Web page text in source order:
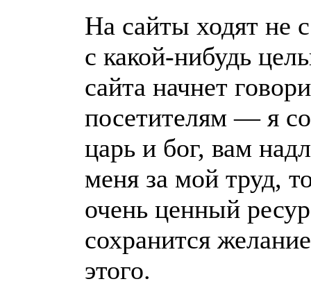
На сайты ходят не
с какой-нибудь
сайта начнет
посетителям — я
царь и бог, вам
меня за мой труд,
очень ценный
сохранится
этого.